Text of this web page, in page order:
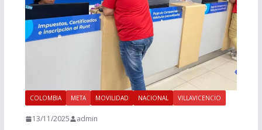
COLOMBIA META MOVILIDAD NACIONAL VILLAVICENCIO
13/11/2025 admin